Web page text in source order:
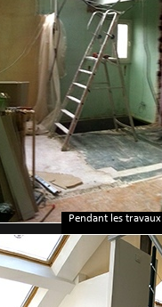
Pendant les travaux